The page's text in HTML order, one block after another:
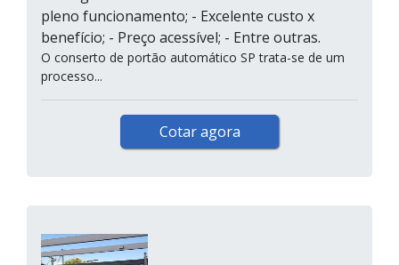
pleno funcionamento; - Excelente custo x
benefício; - Preço acessível; - Entre outras.
O conserto de portão automático SP trata-se de um
processo...
Cotar agora